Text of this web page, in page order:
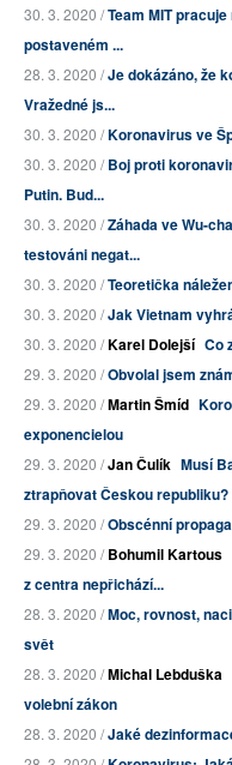
30. 3. 2020 /Team MIT
postaveném ...
28. 3. 2020 /Je dokázáno, že
Vražedné js...
30. 3. 2020 /Koronavirus ve
30. 3. 2020 /Boj proti
Putin. Bud...
30. 3. 2020 /Záhada ve Wu-
testováni negat...
30. 3. 2020 /Teoretička
30. 3. 2020 /Jak Vietnam
30. 3. 2020 /Karel Dolejší Co
29. 3. 2020 /Obvolal jsem
29. 3. 2020 /Martin Šmíd
exponencielou
29. 3. 2020 /Jan Čulík Musí
ztrapňovat Českou republiku?
29. 3. 2020 /Obscénní
29. 3. 2020 /Bohumil Kartous
z centra nepřichází...
28. 3. 2020 /Moc, rovnost,
svět
28. 3. 2020 /Michal Lebduška
volební zákon
28. 3. 2020 /Jaké